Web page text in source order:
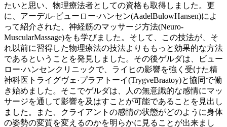
たいと思い、物理療法者としての資格も取得しました。更
に、アーデル·ビューロー·ハンセン(AadelBulowHansen)によ
って紹介された、神経筋のマッサージ方法(Neuro-
MuscularMassage)をも学びました。そして、この技法が、そ
れ以前に習得した物理療法の技法よりももっと効果的な方法
であるということを発見しました。その後ゲルダは、ビュー
ロー·ハンセンクリニックで、ライヒの影響を強く受けた精
神科医トライグヴェ·プラアトーイ(TrygveBraatoy)と協同で働
き始めました。そこでゲルダは、人の無意識的な感情にマッ
サージを通して影響を及はすことが可能であることを見出し
ました。また、クライアントの感情の状態がどのように身体
の姿勢の変質を変えるのかを明らかに見ることが出来まし